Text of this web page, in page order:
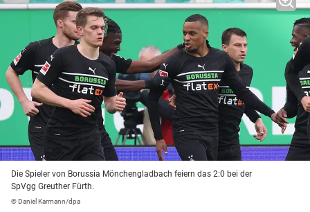
Die Spieler von Borussia Mönchengladbach feiern das 2:0 bei der
SpVgg Greuther Fürth.
© Daniel Karmann/dpa